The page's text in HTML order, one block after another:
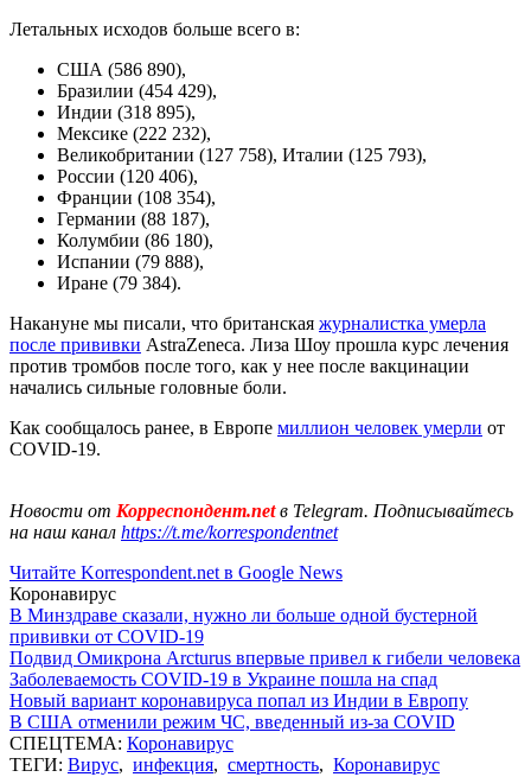
Летальных исходов больше всего в:
США (586 890),
Бразилии (454 429),
Индии (318 895),
Мексике (222 232),
Великобритании (127 758), Италии (125 793),
России (120 406),
Франции (108 354),
Германии (88 187),
Колумбии (86 180),
Испании (79 888),
Иране (79 384).
Накануне мы писали, что британская журналистка умерла
после прививки AstraZeneca. Лиза Шоу прошла курс лечения
против тромбов после того, как у нее после вакцинации
начались сильные головные боли.
Как сообщалось ранее, в Европе миллион человек умерли от
COVID-19.
Новости от Корреспондент.netв Telegram. Подписывайтесь
на наш канал https://t.me/korrespondentnet
Читайте Korrespondent.net в Google News
Коронавирус
В Минздраве сказали, нужно ли больше одной бустерной
прививки от COVID-19
Подвид Омикрона Arcturus впервые привел к гибели человека
Заболеваемость COVID-19 в Украине пошла на спад
Новый вариант коронавируса попал из Индии в Европу
В США отменили режим ЧС, введенный из-за COVID
СПЕЦТЕМА: Коронавирус
ТЕГИ: Вирус, инфекция, смертность, Коронавирус